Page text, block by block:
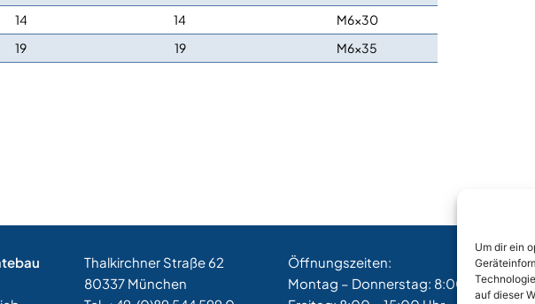
Um dir ein
auf dieser
14 14
M6x30
19 19 M6x35
Thalkirchner Straße 62
80337 München
Öffnungszeiten:
Montag – Donnerstag: 8:00 – 17:00